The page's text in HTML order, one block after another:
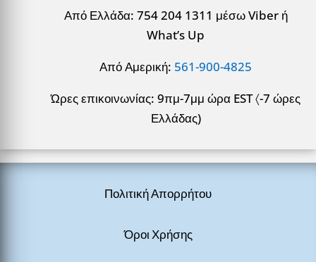
Από Ελλάδα: 754 204 1311 μέσω Viber ή
What’s Up
Από Αμερική: 561-900-4825
Ώρες επικοινωνίας: 9πμ-7μμ ώρα EST 〈-7 ώρες
Ελλάδας)
Πολιτική Απορρήτου
Όροι Χρήσης